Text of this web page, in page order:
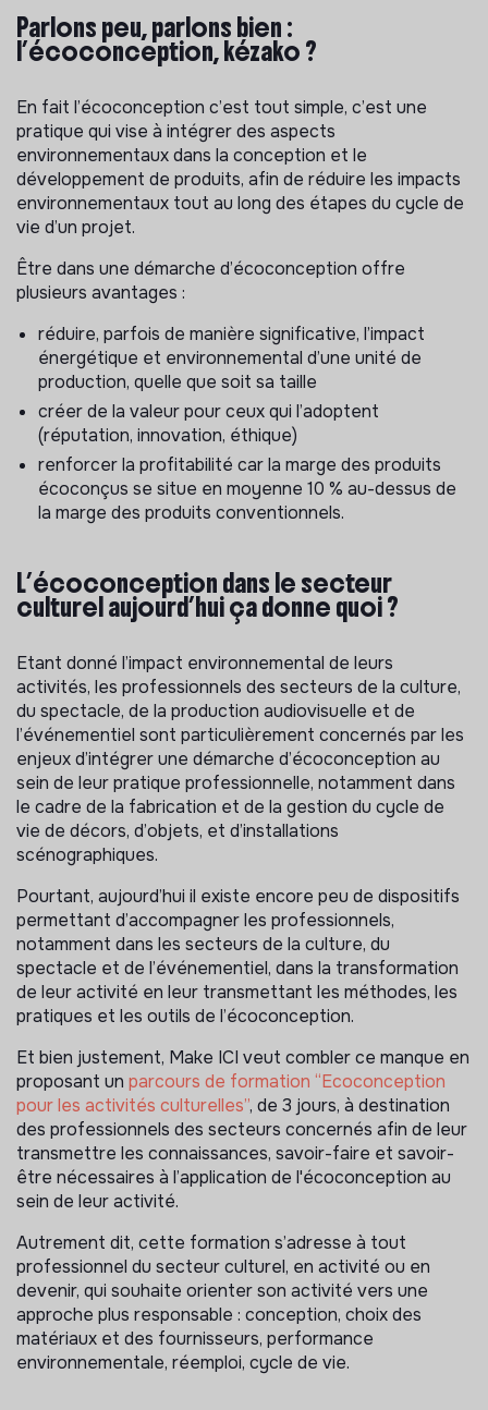
Parlons peu, parlons bien :
l’écoconception, kézako ?
En fait l’écoconception c’est tout simple, c’est une
pratique qui vise à intégrer des aspects
environnementaux dans la conception et le
développement de produits, afin de réduire les impacts
environnementaux tout au long des étapes du cycle de
vie d’un projet.
Être dans une démarche d’écoconception offre
plusieurs avantages :
réduire, parfois de manière significative, l’impact
énergétique et environnemental d’une unité de
production, quelle que soit sa taille
créer de la valeur pour ceux qui l’adoptent
(réputation, innovation, éthique)
renforcer la profitabilité car la marge des produits
écoconçus se situe en moyenne 10 % au-dessus de
la marge des produits conventionnels.
L’écoconception dans le secteur
culturel aujourd’hui ça donne quoi ?
Etant donné l’impact environnemental de leurs
activités, les professionnels des secteurs de la culture,
du spectacle, de la production audiovisuelle et de
l’événementiel sont particulièrement concernés par les
enjeux d’intégrer une démarche d’écoconception au
sein de leur pratique professionnelle, notamment dans
le cadre de la fabrication et de la gestion du cycle de
vie de décors, d’objets, et d’installations
scénographiques.
Pourtant, aujourd’hui il existe encore peu de dispositifs
permettant d’accompagner les professionnels,
notamment dans les secteurs de la culture, du
spectacle et de l’événementiel, dans la transformation
de leur activité en leur transmettant les méthodes, les
pratiques et les outils de l’écoconception.
Et bien justement, Make ICI veut combler ce manque en
proposant un parcours de formation “Ecoconception
pour les activités culturelles”, de 3 jours, à destination
des professionnels des secteurs concernés afin de leur
transmettre les connaissances, savoir-faire et savoir-
être nécessaires à l’application de l'écoconception au
sein de leur activité.
Autrement dit, cette formation s’adresse à tout
professionnel du secteur culturel, en activité ou en
devenir, qui souhaite orienter son activité vers une
approche plus responsable : conception, choix des
matériaux et des fournisseurs, performance
environnementale, réemploi, cycle de vie.